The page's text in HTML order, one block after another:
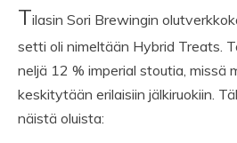
Tilasin Sori Brewingin
setti oli nimeltään Hybrid Treats.
neljä 12 % imperial stoutia, missä
keskitytään erilaisiin jälkiruokiin.
näistä oluista: